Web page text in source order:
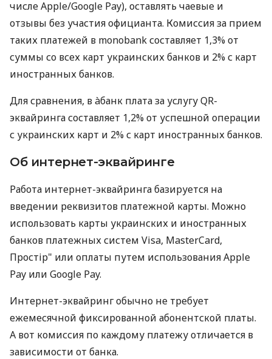
числе Apple/Google Pay), оставлять чаевые и
отзывы без участия официанта. Комиссия за прием
таких платежей в monobank составляет 1,3% от
суммы со всех карт украинских банков и 2% с карт
иностранных банков.
Для сравнения, в àбанк плата за услугу QR-
эквайринга составляет 1,2% от успешной операции
с украинских карт и 2% с карт иностранных банков.
Об интернет-эквайринге
Работа интернет-эквайринга базируется на
введении реквизитов платежной карты. Можно
использовать карты украинских и иностранных
банков платежных систем Visa, MasterCard,
Простір" или оплаты путем использования Apple
Pay или Google Pay.
Интернет-эквайринг обычно не требует
ежемесячной фиксированной абонентской платы.
А вот комиссия по каждому платежу отличается в
зависимости от банка.